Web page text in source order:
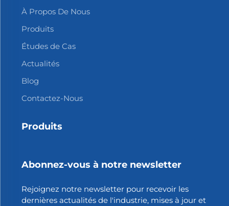
À Propos De Nous
Produits
Études de Cas
Actualités
Blog
Contactez-Nous
Produits
Abonnez-vous à notre newsletter
Rejoignez notre newsletter pour recevoir les
dernières actualités de l'industrie, mises à jour et